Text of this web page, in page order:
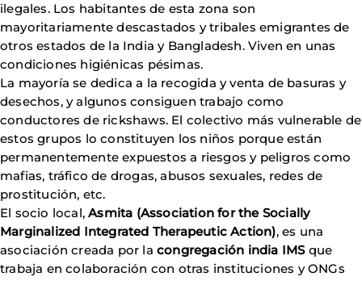
ilegales. Los habitantes de esta zona son
mayoritariamente descastados y tribales emigrantes de
otros estados de la India y Bangladesh. Viven en unas
condiciones higiénicas pésimas.
La mayoría se dedica a la recogida y venta de basuras y
desechos, y algunos consiguen trabajo como
conductores de rickshaws. El colectivo más vulnerable de
estos grupos lo constituyen los niños porque están
permanentemente expuestos a riesgos y peligros como
mafias, tráfico de drogas, abusos sexuales, redes de
prostitución, etc.
El socio local,Asmita (Association for the Socially
Marginalized Integrated Therapeutic Action), es una
asociación creada por la congregación india IMSque
trabaja en colaboración con otras instituciones y ONGs